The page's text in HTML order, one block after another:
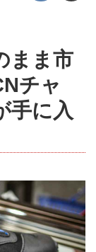
まま市
チャ
手に入